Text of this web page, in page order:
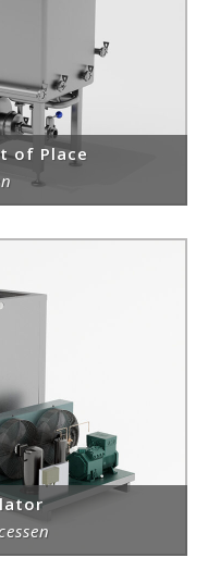
of Place